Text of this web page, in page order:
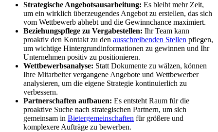
Strategische Angebotsausarbeitung: Es bleibt mehr Zeit,
um ein wirklich überzeugendes Angebot zu erstellen, das sich
vom Wettbewerb abhebt und die Gewinnchance maximiert.
Beziehungspflege zu Vergabestellen: Ihr Team kann
proaktiv den Kontakt zu den ausschreibenden Stellen pflegen,
um wichtige Hintergrundinformationen zu gewinnen und Ihr
Unternehmen positiv zu positionieren.
Wettbewerbsanalyse: Statt Dokumente zu wälzen, können
Ihre Mitarbeiter vergangene Angebote und Wettbewerber
analysieren, um die eigene Strategie kontinuierlich zu
verbessern.
Partnerschaften aufbauen: Es entsteht Raum für die
proaktive Suche nach strategischen Partnern, um sich
gemeinsam in Bietergemeinschaften für größere und
komplexere Aufträge zu bewerben.